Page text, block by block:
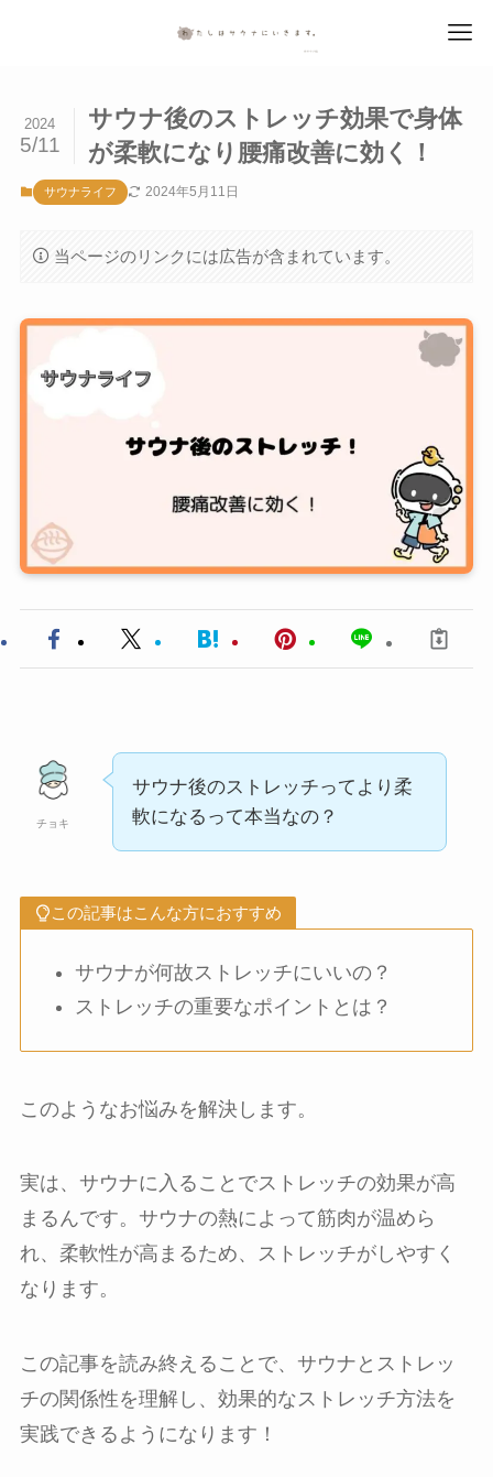
サウナ後のストレッチ効果で身体
が柔軟になり腰痛改善に効く！
2024
5/11
サウナライフ 2024年5月11日
当ページのリンクには広告が含まれています。
チョキ
サウナ後のストレッチってより柔
軟になるって本当なの？
この記事はこんな方におすすめ
サウナが何故ストレッチにいいの？
ストレッチの重要なポイントとは？
このようなお悩みを解決します。
実は、サウナに入ることでストレッチの効果が高
まるんです。サウナの熱によって筋肉が温めら
れ、柔軟性が高まるため、ストレッチがしやすく
なります。
この記事を読み終えることで、サウナとストレッ
チの関係性を理解し、効果的なストレッチ方法を
実践できるようになります！